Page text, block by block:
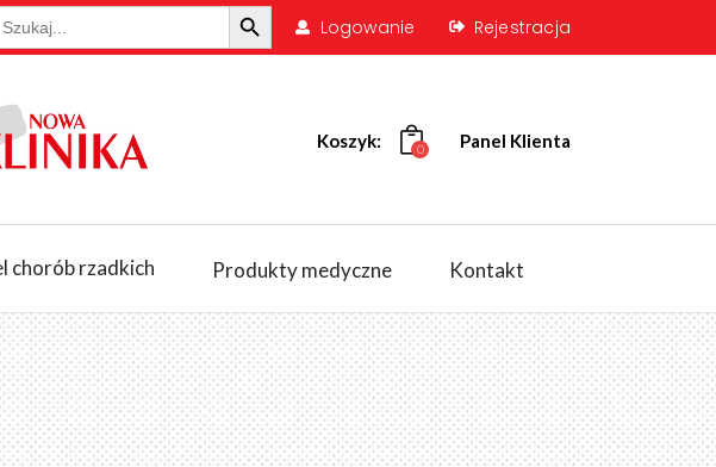
Search Button
Logowanie Rejestracja
Koszyk: 0 Panel Klienta
chorób rzadkich Produkty medyczne Kontakt